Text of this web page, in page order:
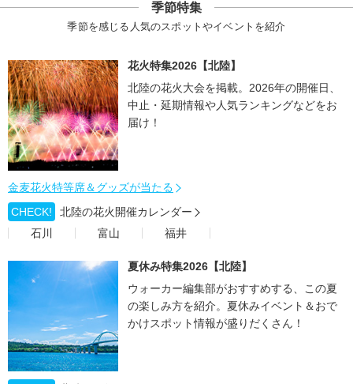
季節特集
季節を感じる人気のスポットやイベントを紹介
花火特集2026【北陸】
北陸の花火大会を掲載。2026年の開催日、
中止・延期情報や人気ランキングなどをお
届け！
金麦花火特等席＆グッズが当たる
CHECK!
北陸の花火開催カレンダー
石川
富山 福井
夏休み特集2026【北陸】
ウォーカー編集部がおすすめする、この夏
の楽しみ方を紹介。夏休みイベント＆おで
かけスポット情報が盛りだくさん！